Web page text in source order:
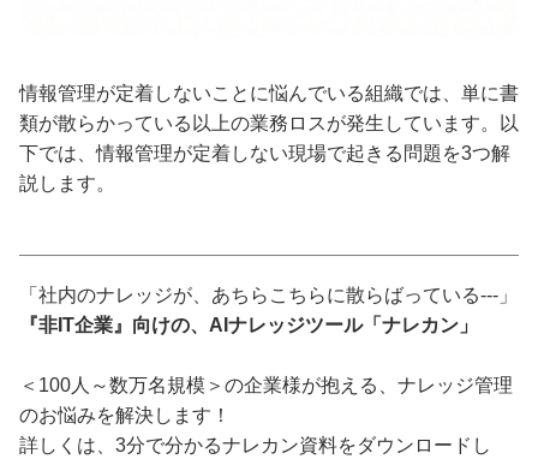
情報管理が定着しないことに悩んでいる組織では、単に書
類が散らかっている以上の業務ロスが発生しています。以
下では、情報管理が定着しない現場で起きる問題を3つ解
説します。
「社内のナレッジが、あちらこちらに散らばっている---」
『非IT企業』向けの、AIナレッジツール「ナレカン」
＜100人～数万名規模＞の企業様が抱える、ナレッジ管理
のお悩みを解決します！
詳しくは、3分で分かるナレカン資料をダウンロードし